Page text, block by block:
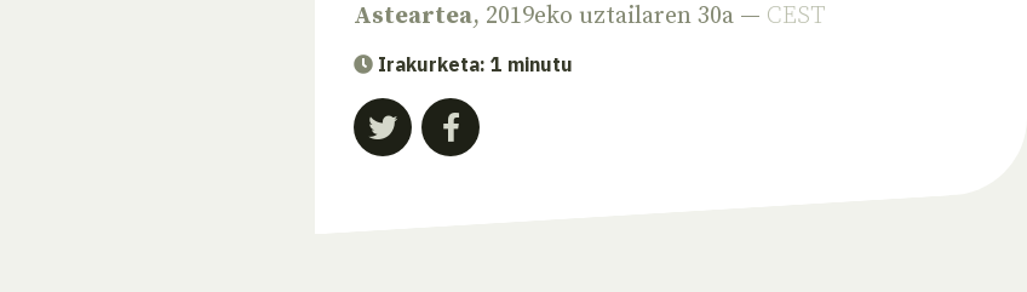
Asteartea, 2019eko uztailaren 30a — CEST
Irakurketa: 1 minutu